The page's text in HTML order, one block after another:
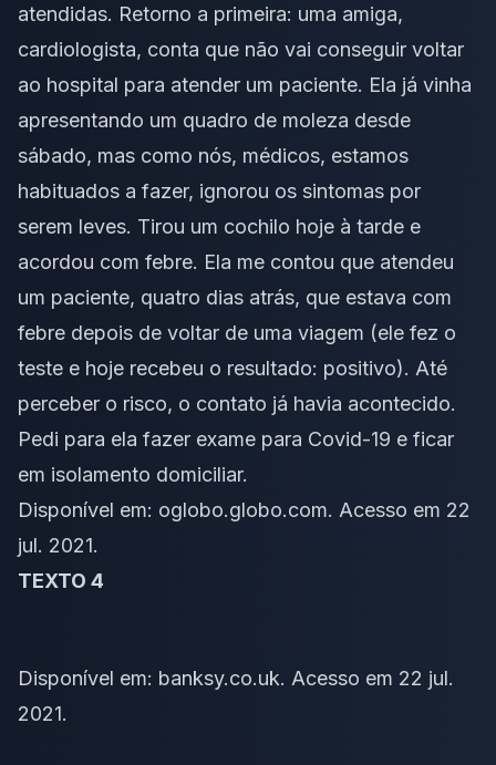
atendidas. Retorno a primeira: uma amiga,
cardiologista, conta que não vai conseguir voltar
ao hospital para atender um paciente. Ela já vinha
apresentando um quadro de moleza desde
sábado, mas como nós, médicos, estamos
habituados a fazer, ignorou os sintomas por
serem leves. Tirou um cochilo hoje à tarde e
acordou com febre. Ela me contou que atendeu
um paciente, quatro dias atrás, que estava com
febre depois de voltar de uma viagem (ele fez o
teste e hoje recebeu o resultado: positivo). Até
perceber o risco, o contato já havia acontecido.
Pedi para ela fazer exame para Covid-19 e ficar
em isolamento domiciliar.
Disponível em: oglobo.globo.com. Acesso em 22
jul. 2021.
TEXTO 4
Disponível em: banksy.co.uk. Acesso em 22 jul.
2021.